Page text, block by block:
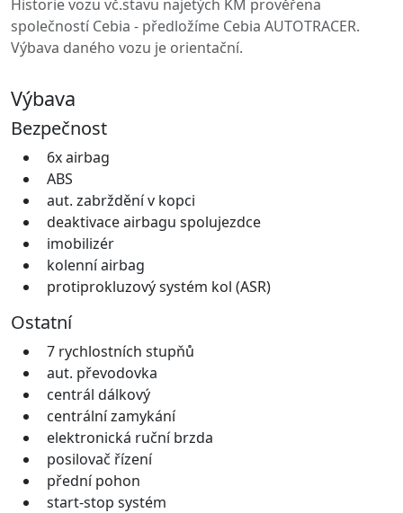
Historie vozu vč.stavu najetých KM prověřena
společností Cebia - předložíme Cebia AUTOTRACER.
Výbava daného vozu je orientační.
Výbava
Bezpečnost
6x airbag
ABS
aut. zabrždění v kopci
deaktivace airbagu spolujezdce
imobilizér
kolenní airbag
protiprokluzový systém kol (ASR)
Ostatní
7 rychlostních stupňů
aut. převodovka
centrál dálkový
centrální zamykání
elektronická ruční brzda
posilovač řízení
přední pohon
start-stop systém